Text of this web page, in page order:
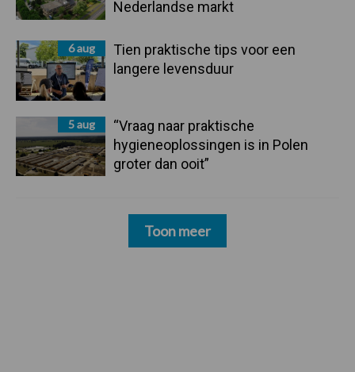
Nederlandse markt
6 aug
Tien praktische tips voor een
langere levensduur
5 aug
“Vraag naar praktische
hygieneoplossingen is in Polen
groter dan ooit”
Toon meer